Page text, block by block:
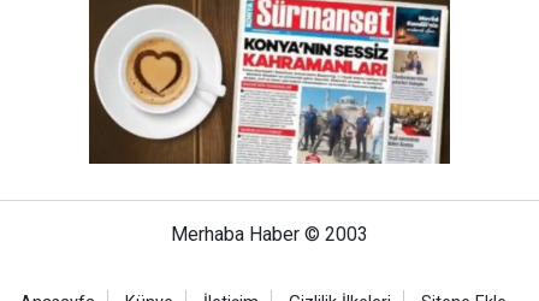
Merhaba Haber © 2003